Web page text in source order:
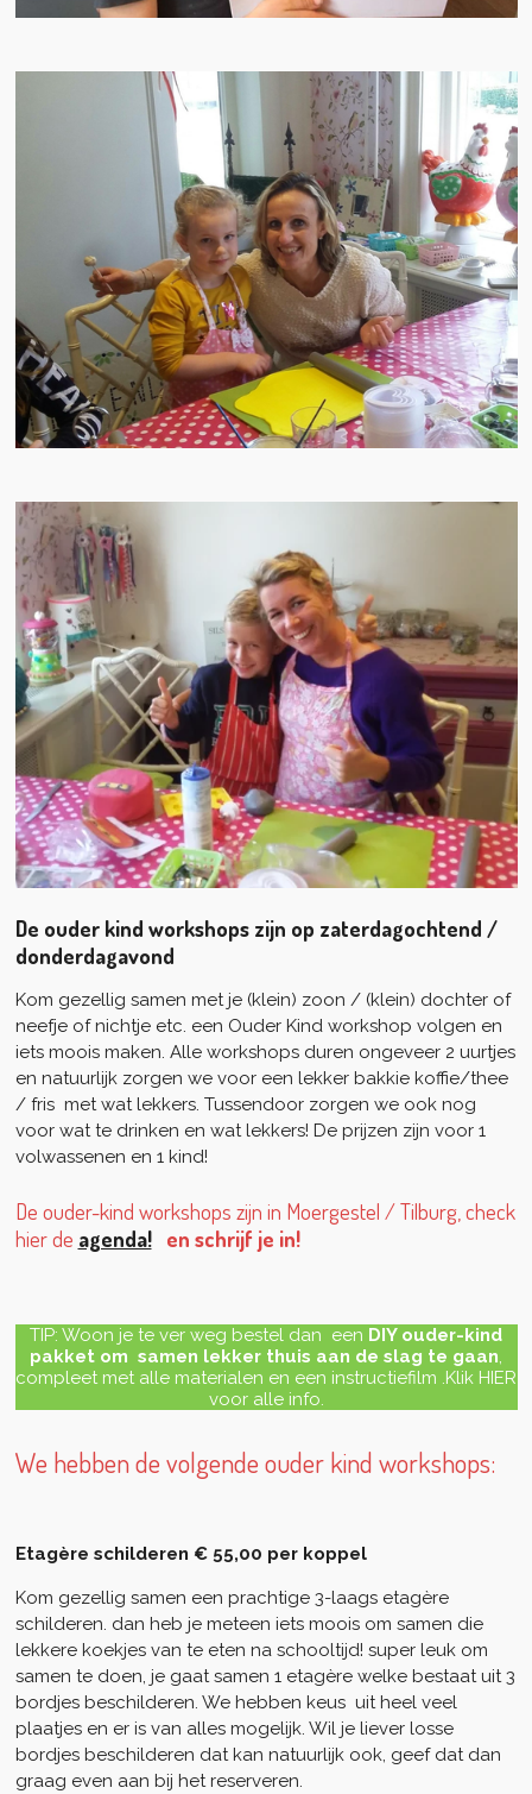
De ouder kind workshops zijn op zaterdagochtend /
donderdagavond
Kom gezellig samen met je (klein) zoon / (klein) dochter of
neefje of nichtje etc. een Ouder Kind workshop volgen en
iets moois maken. Alle workshops duren ongeveer 2 uurtjes
en natuurlijk zorgen we voor een lekker bakkie koffie/thee
/ fris met wat lekkers. Tussendoor zorgen we ook nog
voor wat te drinken en wat lekkers! De prijzen zijn voor 1
volwassenen en 1 kind!
De ouder-kind workshops zijn in Moergestel / Tilburg, check
hier de agenda! en schrijf je in!
TIP: Woon je te ver weg bestel dan een DIY ouder-kind
pakket om samen lekker thuis aan de slag te gaan,
compleetmet alle materialen en een instructiefilm .Klik HIER
voor alle info.
We hebben de volgende ouder kind workshops:
Etagère schilderen € 55,00 per koppel
Kom gezellig samen een prachtige 3-laags etagère
schilderen. dan heb je meteen iets moois om samen die
lekkere koekjes van te eten na schooltijd! super leuk om
samen te doen, je gaat samen 1 etagère welke bestaat uit 3
bordjes beschilderen. We hebben keus uit heel veel
plaatjes en er is van alles mogelijk. Wil je liever losse
bordjes beschilderen dat kan natuurlijk ook, geef dat dan
graag even aan bij het reserveren.